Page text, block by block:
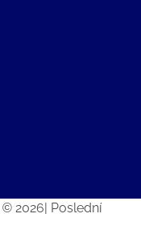
2026| Poslední